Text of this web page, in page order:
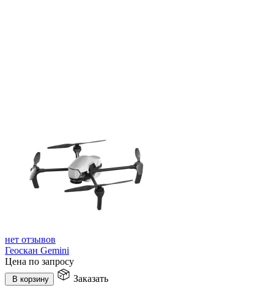
нет отзывов
Геоскан Gemini
Цена по запросу
В корзину Заказать